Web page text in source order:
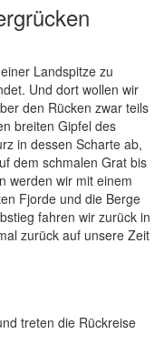
Landspitze zu
Und dort wollen wir
den Rücken zwar teils
breiten Gipfel des
in dessen Scharte ab,
dem schmalen Grat bis
werden wir mit einem
Fjorde und die Berge
fahren wir zurück in
zurück auf unsere Zeit
treten die Rückreise